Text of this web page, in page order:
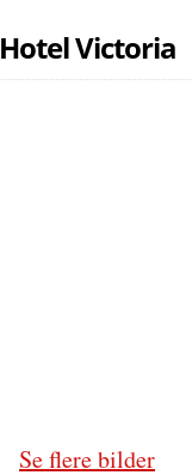
Hotel Victoria
Se flere bilder